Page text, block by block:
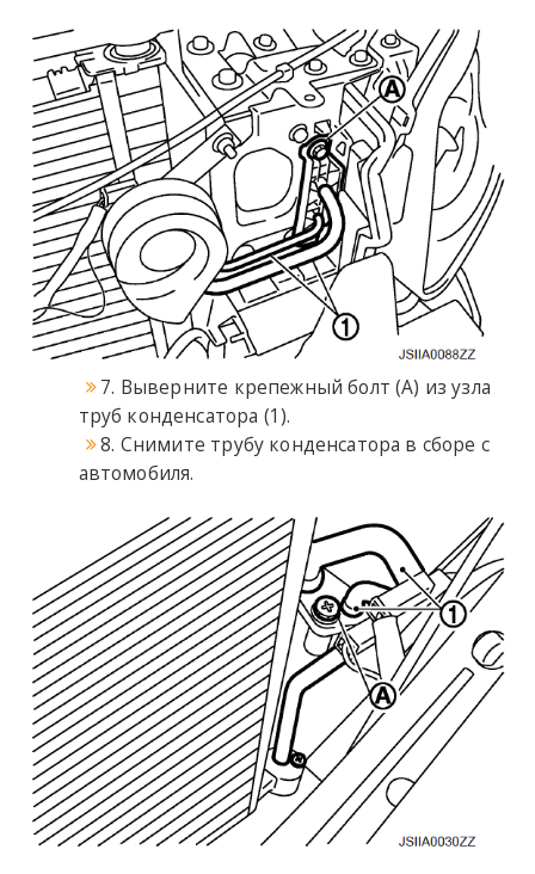
7. Выверните крепежный болт (А) из узла
труб конденсатора (1).
8. Снимите трубу конденсатора в сборе с
автомобиля.